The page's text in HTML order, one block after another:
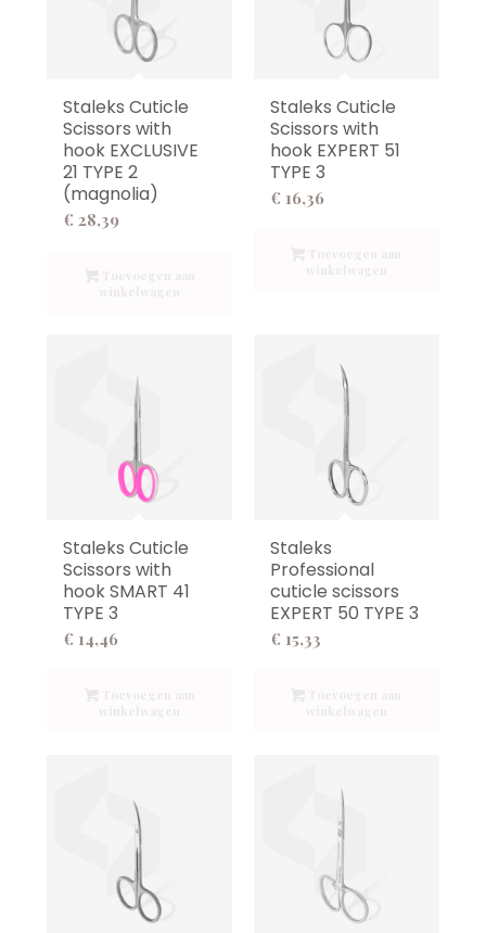
Staleks Cuticle
Scissors with
hook EXCLUSIVE
21 TYPE 2
(magnolia)
€ 28,39
Staleks Cuticle
Scissors with
hook EXPERT 51
TYPE 3
€ 16,36
Staleks Cuticle
Scissors with
hook SMART 41
TYPE 3
€ 14,46
Staleks
Professional
cuticle scissors
EXPERT 50 TYPE 3
€ 15,33